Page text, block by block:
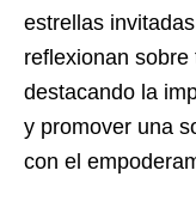
estrellas
reflexionan
destacando la
y promover una
con el